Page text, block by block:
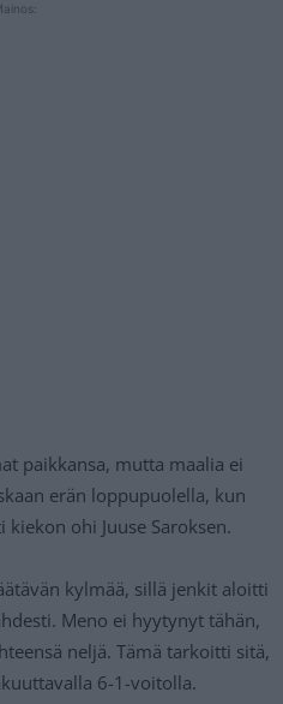
paikkansa, mutta maalia ei
erän loppupuolella, kun
ohi Juuse Saroksen.
kylmää, sillä jenkit aloitti
Meno ei hyytynyt tähän,
neljä. Tämä tarkoitti sitä,
6-1-voitolla.